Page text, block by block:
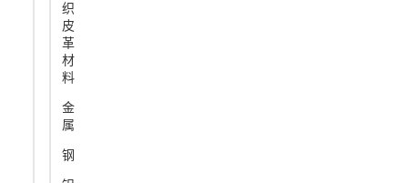
织
皮
革
材
料
金
属
钢